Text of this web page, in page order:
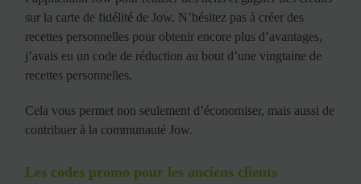
sur la carte de fidélité de Jow. N’hésitez pas à créer des
recettes personnelles pour obtenir encore plus d’avantages,
j’avais eu un code de réduction au bout d’une vingtaine de
recettes personnelles.
Cela vous permet non seulement d’économiser, mais aussi de
contribuer à la communauté Jow.
Les codes promo pour les anciens clients